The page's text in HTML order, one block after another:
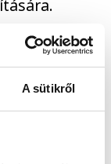
A sütikről
a
a